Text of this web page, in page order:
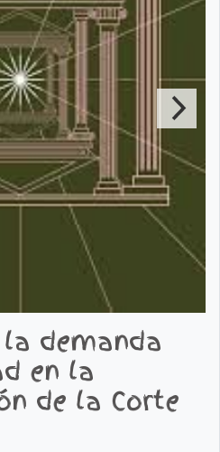
demanda
en la
de la Corte